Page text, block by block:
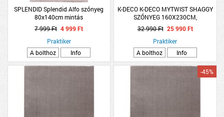
SPLENDID Splendid Alfo szőnyeg
80x140cm mintás
7 999 Ft 4 999 Ft
Praktiker
A bolthoz
Info
K-DECO K-DECO MYTWIST SHAGGY
SZŐNYEG 160X230CM,
SÖTÉTSZÜRKE
32 990 Ft 25 990 Ft
Praktiker
A bolthoz
Info
-45%